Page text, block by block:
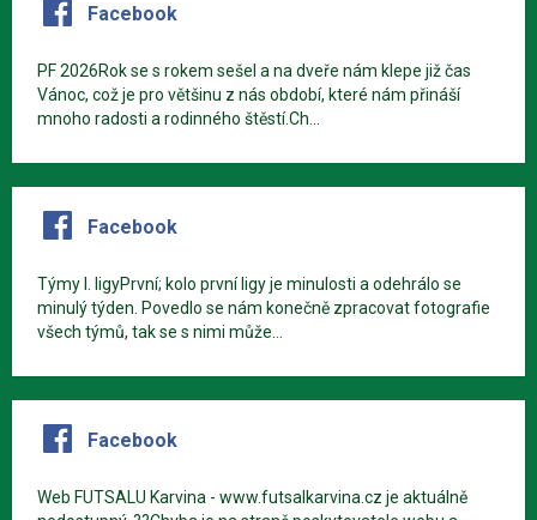
Facebook
PF 2026Rok se s rokem sešel a na dveře nám klepe již čas
Vánoc, což je pro většinu z nás období, které nám přináší
mnoho radosti a rodinného štěstí.Ch...
Facebook
Týmy I. ligyPrvní; kolo první ligy je minulosti a odehrálo se
minulý týden. Povedlo se nám konečně zpracovat fotografie
všech týmů, tak se s nimi může...
Facebook
Web FUTSALU Karvina - www.futsalkarvina.cz je aktuálně